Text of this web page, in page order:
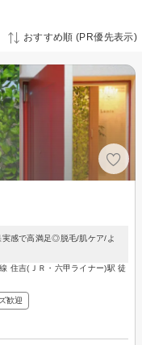
おすすめ順 (PR優先表示)
感で高満足◎脱毛/肌ケア/よ
住吉(ＪＲ・六甲ライナー)駅 徒
歓迎